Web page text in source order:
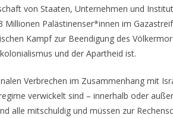
von Staaten, Unternehmen und
Millionen Palästinenser*innen im
Kampf zur Beendigung des
und der Apartheid ist.
Verbrechen im Zusammenhang mit
verwickelt sind – innerhalb oder
alle mitschuldig und müssen zur